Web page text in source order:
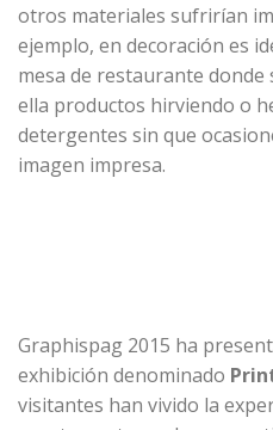
otros materiales sufrirían
ejemplo, en decoración es
mesa de restaurante
ella productos hirviendo o
detergentes sin que
imagen impresa.
Graphispag 2015 ha
exhibición denominado
visitantes han vivido la